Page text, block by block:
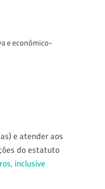
e econômico-
e atender aos
do estatuto
inclusive